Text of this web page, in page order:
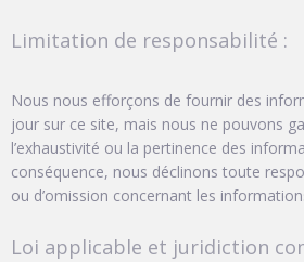
Limitation de responsabilité :
Nous nous efforçons de fournir des
jour sur ce site, mais nous ne pouvons
l’exhaustivité ou la pertinence des
conséquence, nous déclinons toute
ou d’omission concernant les
Loi applicable et juridiction